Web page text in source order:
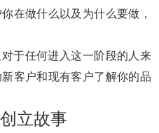
在做什么以及为什么要做，
于任何进入这一阶段的人来
客户和现有客户了解你的品
立故事